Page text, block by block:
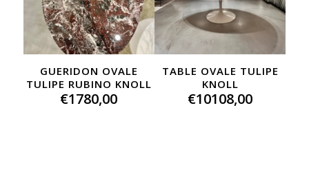
GUERIDON OVALE
TULIPE RUBINO KNOLL
€1780,00
TABLE OVALE TULIPE
KNOLL
€10108,00